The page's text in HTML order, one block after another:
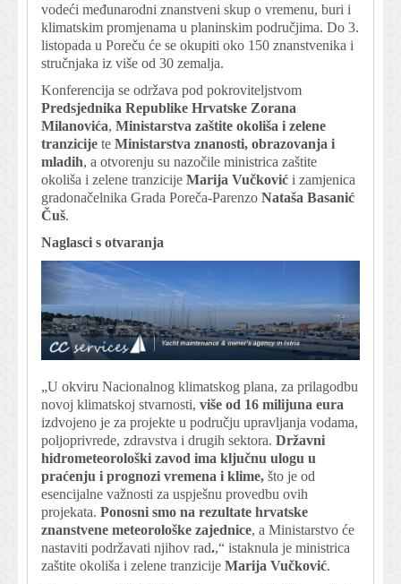
vodeći međunarodni znanstveni skup o vremenu, buri i
klimatskim promjenama u planinskim područjima. Do 3.
listopada u Poreču će se okupiti oko 150 znanstvenika i
stručnjaka iz više od 30 zemalja.
Konferencija se održava pod pokroviteljstvom
Predsjednika Republike Hrvatske Zorana
Milanovića, Ministarstva zaštite okoliša i zelene
tranzicije te Ministarstva znanosti, obrazovanja i
mladih, a otvorenju su nazočile ministrica zaštite
okoliša i zelene tranzicije Marija Vučković i zamjenica
gradonačelnika Grada Poreča-Parenzo Nataša Basanić
Čuš.
Naglasci s otvaranja
„U okviru Nacionalnog klimatskog plana, za prilagodbu
novoj klimatskoj stvarnosti, više od 16 milijuna eura
izdvojeno je za projekte u području upravljanja vodama,
poljoprivrede, zdravstva i drugih sektora. Državni
hidrometeorološki zavod ima ključnu ulogu u
praćenju i prognozi vremena i klime, što je od
esencijalne važnosti za uspješnu provedbu ovih
projekata. Ponosni smo na rezultate hrvatske
znanstvene meteorološke zajednice, a Ministarstvo će
nastaviti podržavati njihov rad.,“ istaknula je ministrica
zaštite okoliša i zelene tranzicije Marija Vučković.